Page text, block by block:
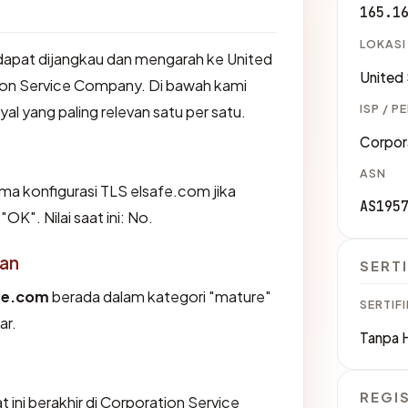
dijangkau dan mengarah ke United
Service Company. Di bawah kami
yang paling relevan satu per satu.
konfigurasi TLS elsafe.com jika
Nilai saat ini: No.
berada dalam kategori "mature"
ini berakhir di Corporation Service
LOKASI
United
ISP /
ASN
Tanpa